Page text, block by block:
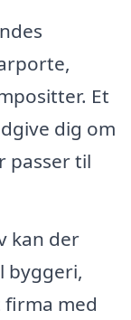
Et
dig om
passer til
kan der
byggeri,
firma med